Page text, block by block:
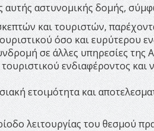
αυτής αστυνομικής δομής,
και τουριστών,
όσο και ευρύτερου
σε άλλες υπηρεσίες της
ενδιαφέροντος
ετοιμότητα και
λειτουργίας του θεσμού